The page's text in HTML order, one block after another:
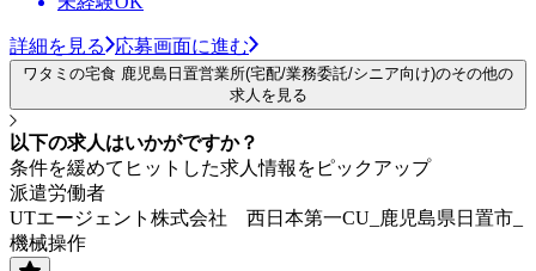
詳細を見る 応募画面に進む
ワタミの宅食 鹿児島日置営業所(宅配/業務委託/シニア向け)のその他の
求人を見る
以下の求人はいかがですか？
条件を緩めてヒットした求人情報をピックアップ
派遣労働者
UTエージェント株式会社 西日本第一CU_鹿児島県日置市_
機械操作